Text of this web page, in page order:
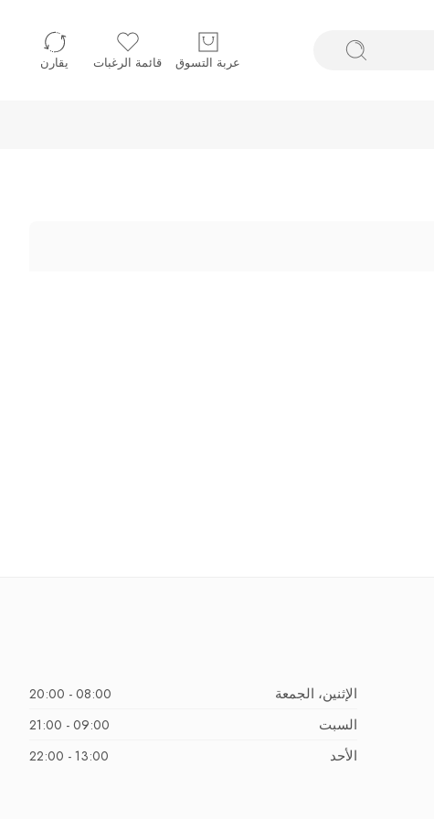
عربة التسوق قائمة الرغبات يقارن
الإثنين، الجمعة
08:00 - 20:00
السبت
09:00 - 21:00
الأحد
13:00 - 22:00